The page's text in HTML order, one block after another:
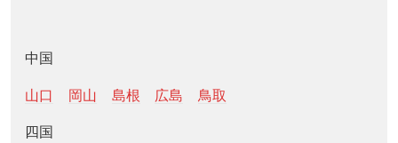
中国
山口 岡山 島根 広島 鳥取
四国